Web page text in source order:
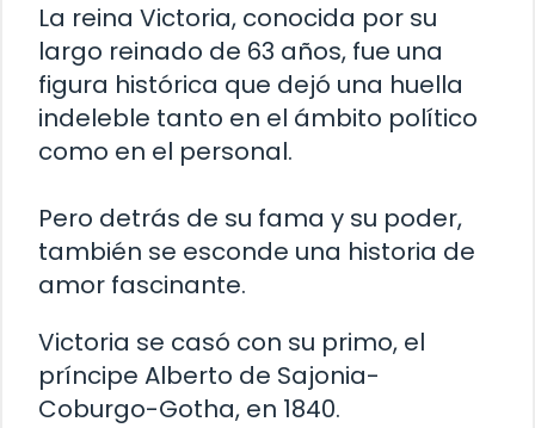
La reina Victoria, conocida por su
largo reinado de 63 años, fue una
figura histórica que dejó una huella
indeleble tanto en el ámbito político
como en el personal.
Pero detrás de su fama y su poder,
también se esconde una historia de
amor fascinante.
Victoria se casó con su primo, el
príncipe Alberto de Sajonia-
Coburgo-Gotha, en 1840.